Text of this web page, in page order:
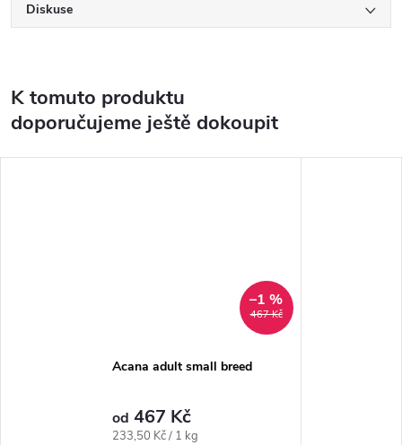
Diskuse
K tomuto produktu
doporučujeme ještě dokoupit
467 Kč
–1 %
Acana adult small breed
od 467 Kč
Měrná
233,50 Kč / 1 kg